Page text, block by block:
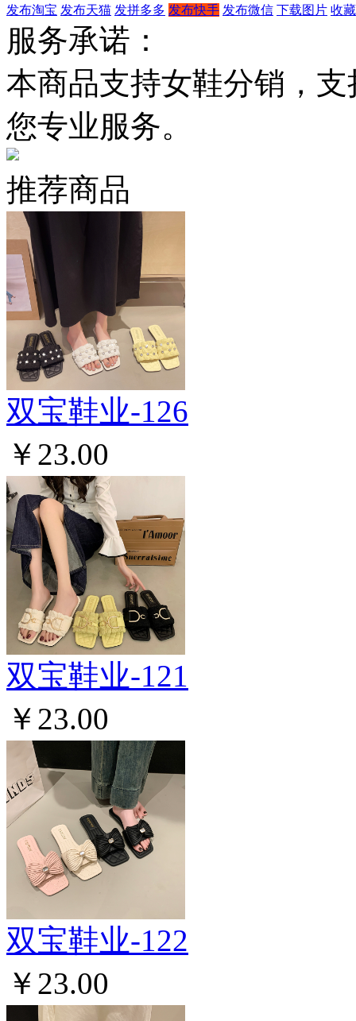
发布淘宝 发布天猫 发拼多多 发布快手 发布微信 下载图片 收
服务承诺：
本商品支持女鞋分销，
您专业服务。
推荐商品
双宝鞋业-126
￥23.00
双宝鞋业-121
￥23.00
双宝鞋业-122
￥23.00